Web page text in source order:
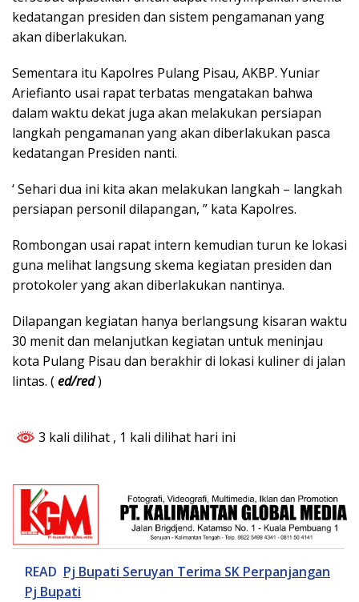
kedatangan presiden dan sistem pengamanan yang
akan diberlakukan.
Sementara itu Kapolres Pulang Pisau, AKBP. Yuniar
Ariefianto usai rapat terbatas mengatakan bahwa
dalam waktu dekat juga akan melakukan persiapan
langkah pengamanan yang akan diberlakukan pasca
kedatangan Presiden nanti.
‘ Sehari dua ini kita akan melakukan langkah – langkah
persiapan personil dilapangan, ” kata Kapolres.
Rombongan usai rapat intern kemudian turun ke lokasi
guna melihat langsung skema kegiatan presiden dan
protokoler yang akan diberlakukan nantinya.
Dilapangan kegiatan hanya berlangsung kisaran waktu
30 menit dan melanjutkan kegiatan untuk meninjau
kota Pulang Pisau dan berakhir di lokasi kuliner di jalan
lintas. (ed/red)
3 kali dilihat , 1 kali dilihat hari ini
READ Pj Bupati Seruyan Terima SK Perpanjangan
Pj Bupati